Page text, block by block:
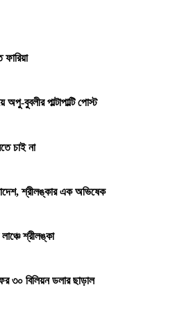
বুবলীর পাল্টাপাল্টি পোস্ট
চাই না
শ্রীলঙ্কার এক অভিষেক
শ্রীলঙ্কা
৩০ বিলিয়ন ডলার ছাড়াল